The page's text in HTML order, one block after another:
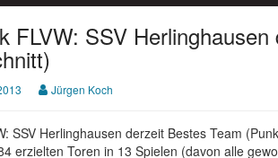
FLVW: SSV
Jürgen Koch
SSV Herlinghausen derzeit Bestes Team
erzielten Toren in 13 Spielen (davon alle